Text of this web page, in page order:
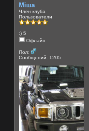
Міша
Член клуба
Пользователи
:) 5
Офлайн
Пол:
Сообщений: 1205